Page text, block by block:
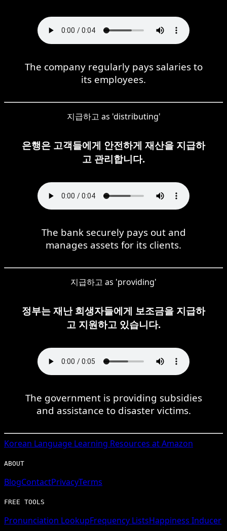
The company regularly pays salaries to
its employees.
지급하고 as 'distributing'
은행은 고객들에게 안전하게 재산을 지급하
고 관리합니다.
The bank securely pays out and
manages assets for its clients.
지급하고 as 'providing'
정부는 재난 희생자들에게 보조금을 지급하
고 지원하고 있습니다.
The government is providing subsidies
and assistance to disaster victims.
Korean Language Learning Resources at Amazon
ABOUT
BlogContactPrivacyTerms
FREE TOOLS
Pronunciation LookupFrequency ListsHappiness Inducer